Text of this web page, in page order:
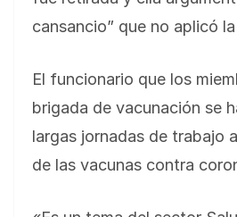
cansancio” que no aplicó
El funcionario que los
brigada de vacunación se
largas jornadas de trabajo
de las vacunas contra